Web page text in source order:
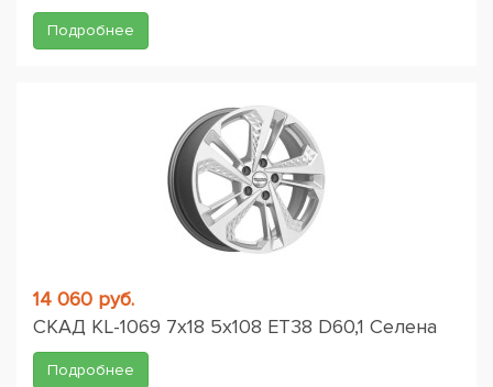
Подробнее
14 060 руб.
СКАД KL-1069 7x18 5x108 ET38 D60,1 Селена
Подробнее